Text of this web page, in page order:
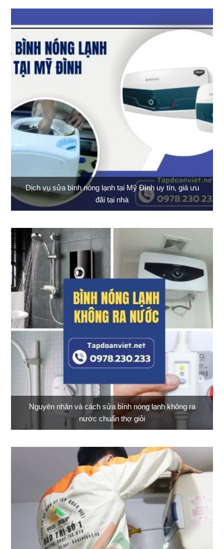
Dịch vụ sửa bình nóng lạnh tại Mỹ Đình uy tín, giá ưu
đãi tại nhà
Nguyên nhân và cách sửa bình nóng lạnh không ra
nước chuẩn thợ giỏi